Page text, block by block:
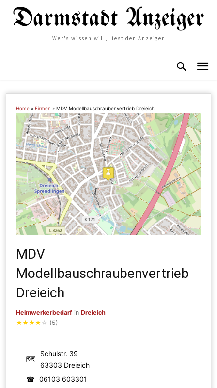
Wer's wissen will, liest den Anzeiger
Home »Firmen »MDV Modellbauschraubenvertrieb Dreieich
MDV
Modellbauschraubenvertrieb
Dreieich
Heimwerkerbedarf inDreieich
★★★★ ☆ (5)
🗺
Schulstr. 39
63303 Dreieich
☎
06103 603301